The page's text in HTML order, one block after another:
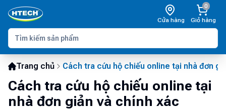
Cửa hàng
0
Giỏ hàng
Trang chủ Cách tra cứu hộ chiếu online tại nhà đơn
Cách tra cứu hộ chiếu online tại
nhà đơn giản và chính xác